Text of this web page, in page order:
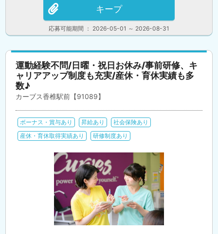
応募可能期間 ： 2026-05-01 ～ 2026-08-31
キープ
運動経験不問/日曜・祝日お休み/事前研修、キ
ャリアアップ制度も充実/産休・育休実績も多
数♪
カーブス香椎駅前【91089】
ボーナス・賞与あり 昇給あり
社会保険あり
産休・育休取得実績あり
研修制度あり